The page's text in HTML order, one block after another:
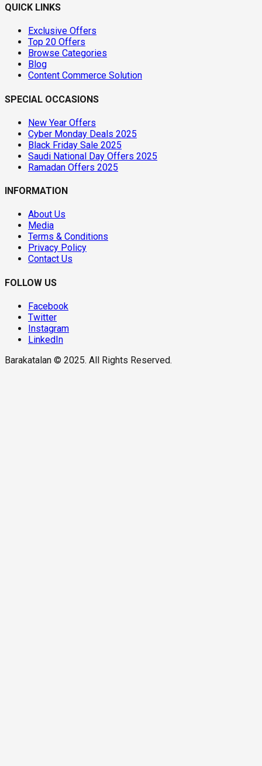
QUICK LINKS
Exclusive Offers
Top 20 Offers
Browse Categories
Blog
Content Commerce Solution
SPECIAL OCCASIONS
New Year Offers
Cyber Monday Deals 2025
Black Friday Sale 2025
Saudi National Day Offers 2025
Ramadan Offers 2025
INFORMATION
About Us
Media
Terms & Conditions
Privacy Policy
Contact Us
FOLLOW US
Facebook
Twitter
Instagram
LinkedIn
Barakatalan © 2025. All Rights Reserved.